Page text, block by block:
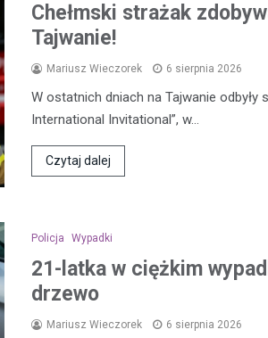
Chełmski strażak
Tajwanie!
Mariusz Wieczorek 6 sierpnia 2026
W ostatnich dniach na Tajwanie odbyły
International Invitational”, w…
Czytaj dalej
Policja Wypadki
21-latka w ciężkim
drzewo
Mariusz Wieczorek 6 sierpnia 2026